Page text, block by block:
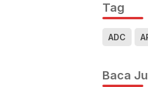
Tag
ADC
Baca